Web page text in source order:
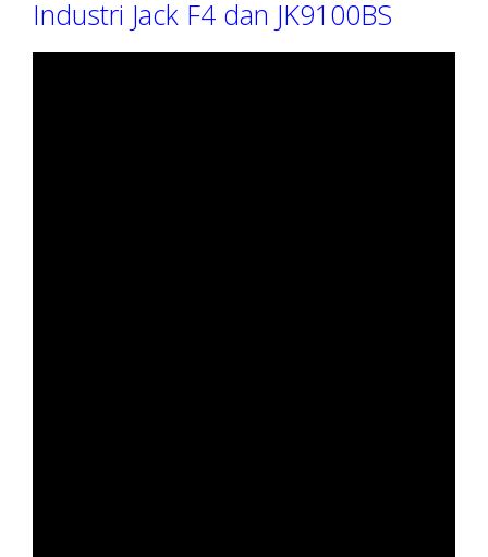
Industri Jack F4 dan JK9100BS